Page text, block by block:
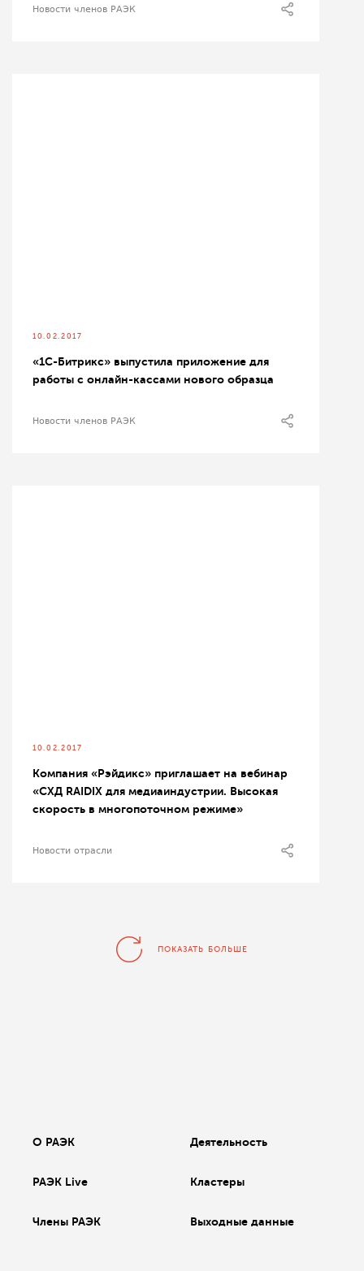
Новости членов РАЭК
10.02.2017
«1С-Битрикс» выпустила приложение для
работы с онлайн-кассами нового образца
Новости членов РАЭК
10.02.2017
Компания «Рэйдикс» приглашает на вебинар
«СХД RAIDIX для медиаиндустрии. Высокая
скорость в многопоточном режиме»
Новости отрасли
ПОКАЗАТЬ БОЛЬШЕ
О РАЭК Деятельность
РАЭК Live Кластеры
Члены РАЭК Выходные данные